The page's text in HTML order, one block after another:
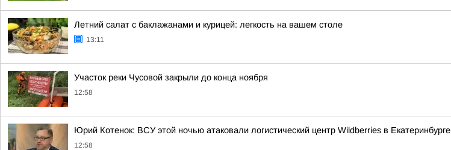
Летний салат с баклажанами и курицей: легкость на вашем столе
13:11
Участок реки Чусовой закрыли до конца ноября
12:58
Юрий Котенок: ВСУ этой ночью атаковали логистический центр Wildberries в Екатеринбурге
12:58